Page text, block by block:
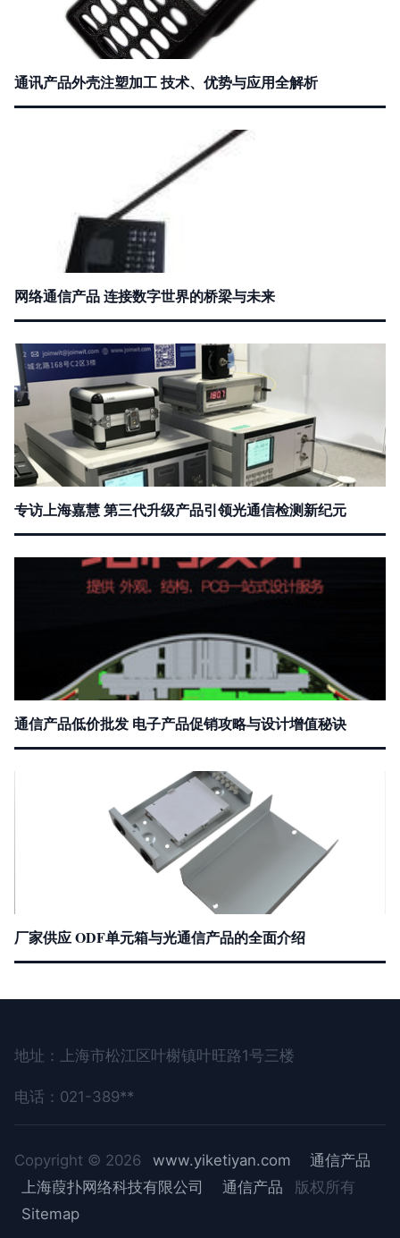
通讯产品外壳注塑加工 技术、优势与应用全解析
网络通信产品 连接数字世界的桥梁与未来
专访上海嘉慧 第三代升级产品引领光通信检测新纪元
通信产品低价批发 电子产品促销攻略与设计增值秘诀
厂家供应 ODF单元箱与光通信产品的全面介绍
地址：上海市松江区叶榭镇叶旺路1号三楼
电话：021-389**
Copyright © 2026 www.yiketiyan.com
通信产品
上海葭扑网络科技有限公司
通信产品
版权所有
Sitemap